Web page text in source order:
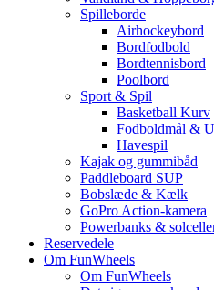
Spilleborde
Airhockeybord
Bordfodbold
Bordtennisbord
Poolbord
Sport & Spil
Basketball Kurv
Fodboldmål &
Havespil
Kajak og gummibåd
Paddleboard SUP
Bobslæde & Kælk
GoPro Action-kamera
Powerbanks &
Reservedele
Om FunWheels
Om FunWheels